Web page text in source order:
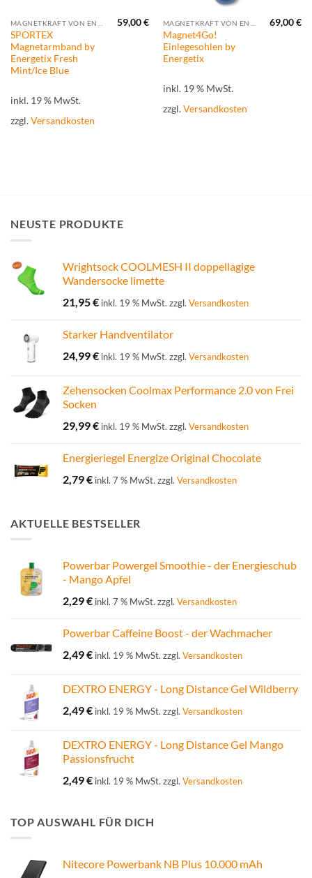
SPORTEX
Magnetarmband by
Energetix Fresh
Mint/Ice Blue
59,00€
inkl. 19 % MwSt.
zzgl.Versandkosten
Magnet4Go!
Einlegesohlen by
Energetix
69,00€
inkl. 19 % MwSt.
zzgl.Versandkosten
NEUSTE PRODUKTE
Wrightsock COOLMESH II doppellagige
Wandersocke limette
21,95€ inkl. 19 % MwSt. zzgl. Versandkosten
Starker Handventilator
24,99€ inkl. 19 % MwSt. zzgl. Versandkosten
Zehensocken Coolmax Performance 2.0 von Frei
Socken
29,99€ inkl. 19 % MwSt. zzgl. Versandkosten
Energieriegel Energize Original Chocolate
2,79€ inkl. 7 % MwSt. zzgl. Versandkosten
AKTUELLE BESTSELLER
Powerbar Powergel Smoothie - der Energieschub
- Mango Apfel
2,29€ inkl. 7 % MwSt. zzgl. Versandkosten
Powerbar Caffeine Boost - der Wachmacher
2,49€ inkl. 19 % MwSt. zzgl. Versandkosten
DEXTRO ENERGY - Long Distance Gel Wildberry
2,49€ inkl. 19 % MwSt. zzgl. Versandkosten
DEXTRO ENERGY - Long Distance Gel Mango
Passionsfrucht
2,49€ inkl. 19 % MwSt. zzgl. Versandkosten
TOP AUSWAHL FÜR DICH
Nitecore Powerbank NB Plus 10.000 mAh